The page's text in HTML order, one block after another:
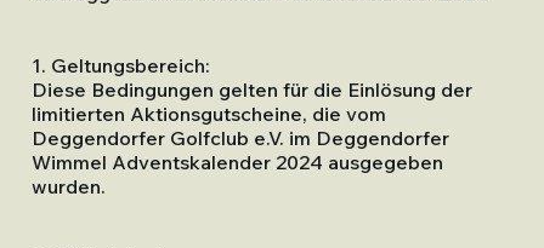
1. Geltungsbereich:
Diese Bedingungen gelten für die Einlösung der
limitierten Aktionsgutscheine, die vom
Deggendorfer Golfclub e.V. im Deggendorfer
Wimmel Adventskalender 2024 ausgegeben
wurden.